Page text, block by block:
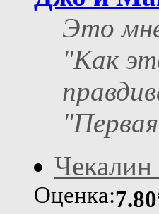
Это
"Как
Оценка: